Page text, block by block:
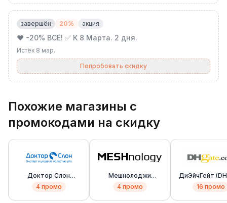
завершён 20% акция
❤️ -20% ВСЁ! ✅ К 8 Марта. 2 дня.
Истёк 8 мар.
Попробовать скидку
Похожие магазины с
промокодами на скидку
Доктор Слон
(Doctor Slon)
4 промо
Мешнолоджи
(MESHnology)
4 промо
ДиЭйчГейт
16 промо